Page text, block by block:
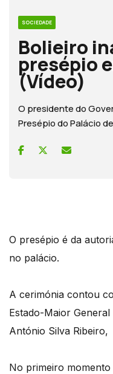
SOCIEDADE
Bolieiro
presépio
(Vídeo)
O presidente do
Presépio do Palácio
O presépio é da
no palácio.
A cerimónia contou
Estado-Maior
António Silva Ribeiro,
No primeiro